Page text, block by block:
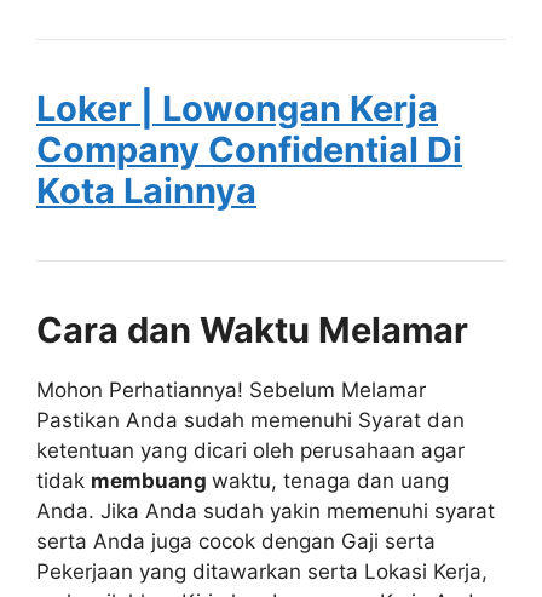
Loker | Lowongan Kerja
Company Confidential Di
Kota Lainnya
Cara dan Waktu Melamar
Mohon Perhatiannya! Sebelum Melamar
Pastikan Anda sudah memenuhi Syarat dan
ketentuan yang dicari oleh perusahaan agar
tidak membuang waktu, tenaga dan uang
Anda. Jika Anda sudah yakin memenuhi syarat
serta Anda juga cocok dengan Gaji serta
Pekerjaan yang ditawarkan serta Lokasi Kerja,